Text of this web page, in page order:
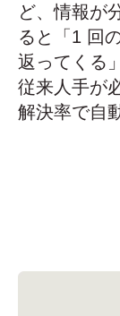
ど、情報が
ると「1 回
返ってくる
従来人手が
解決率で自